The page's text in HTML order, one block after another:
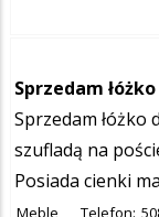
Sprzedam
Sprzedam łóżko
szufladą na
Posiada cienki
Meble Telefon: